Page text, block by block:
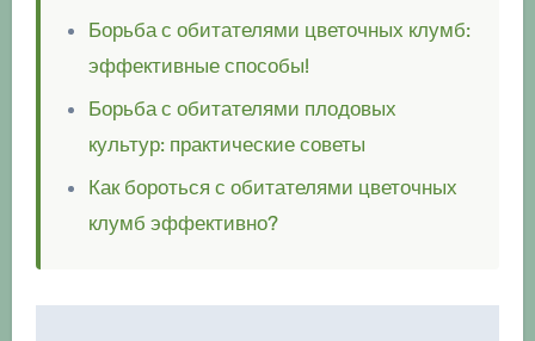
Борьба с обитателями цветочных клумб:
эффективные способы!
Борьба с обитателями плодовых
культур: практические советы
Как бороться с обитателями цветочных
клумб эффективно?